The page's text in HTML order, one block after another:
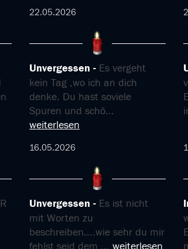
22.05.2026
Unvergessen
Es vergeht
kein Tag ,wo ich an dich
denke. Du hast soviele
Spuren und schö...
weiterlesen
16.05.2026
Unvergessen
Es ist nicht
mit Worten zu
beschreiben....wie sehr du mir
fehlst seid dem ... weiterlesen